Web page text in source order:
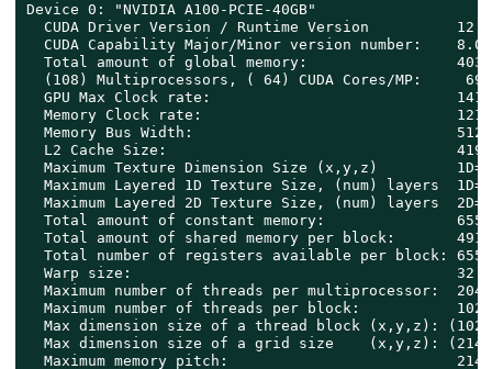
Device 0: "NVIDIA A100-PCIE-40GB"
CUDA Driver Version / Runtime Version
  CUDA Capability Major/Minor version number:    8.0
Total amount of global memory:
(108) Multiprocessors, ( 64) CUDA Cores/MP:
GPU Max Clock rate:
Memory Clock rate:
Memory Bus Width:
L2 Cache Size:
Maximum Texture Dimension Size (x,y,z)
Maximum Layered 1D Texture Size, (num) layers
Maximum Layered 2D Texture Size, (num) layers
Total amount of constant memory:
Total amount of shared memory per block:
Total number of registers available per block:
  Warp size:                                     32
  Maximum number of threads per multiprocessor:  2048
  Maximum number of threads per block:           1024
Max dimension size of a thread block (x,y,z):
Max dimension size of a grid size    (x,y,z):
Maximum memory pitch: